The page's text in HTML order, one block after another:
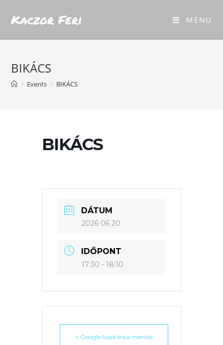
Kaczor Feri MENU
BIKÁCS
> Events > BIKÁCS
BIKÁCS
DÁTUM
2026 06 20
IDŐPONT
17:30 - 18:10
+ Google Naptárba mentés